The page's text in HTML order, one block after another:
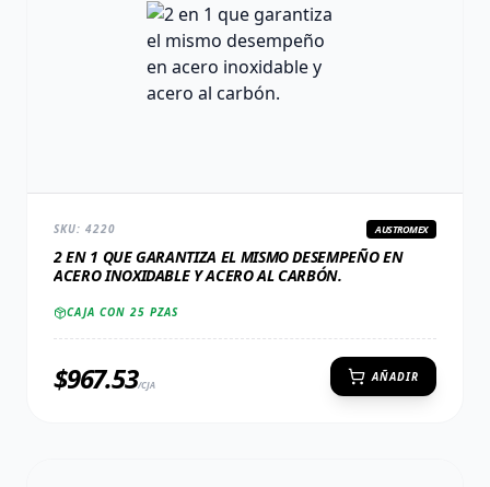
SKU: 4220 AUSTROMEX
2 EN 1 QUE GARANTIZA EL MISMO DESEMPEÑO EN
ACERO INOXIDABLE Y ACERO AL CARBÓN.
CAJA CON25 PZAS
$967.53/CJA
AÑADIR